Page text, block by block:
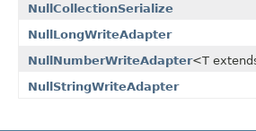
NullCollectionSerialize
NullLongWriteAdapter
NullNumberWriteAdapter<T
NullStringWriteAdapter